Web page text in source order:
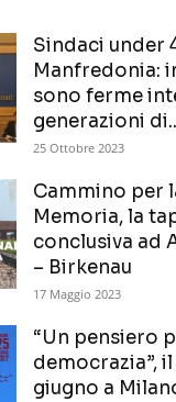
Sindaci under
Manfredonia:
sono ferme
generazioni
25 Ottobre 2023
Cammino per
Memoria, la
conclusiva ad
– Birkenau
17 Maggio 2023
“Un pensiero
democrazia”, il
giugno a